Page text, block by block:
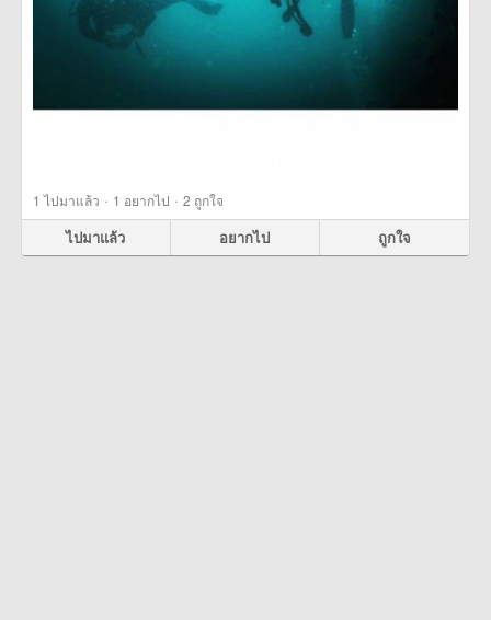
1 ไปมาแล้ว · 1 อยากไป · 2 ถูกใจ
ไปมาแล้ว อยากไป ถูกใจ